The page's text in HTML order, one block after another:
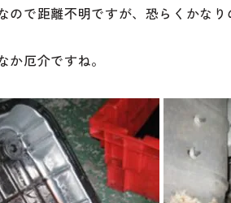
ので距離不明ですが、恐らくかなり
か厄介ですね。